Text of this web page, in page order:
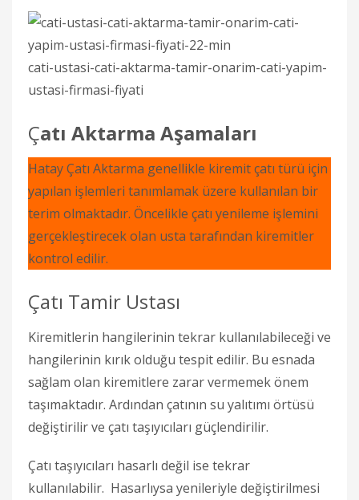
cati-ustasi-cati-aktarma-tamir-onarim-cati-yapim-
ustasi-firmasi-fiyati
Çatı Aktarma Aşamaları
Hatay Çatı Aktarma genellikle kiremit çatı türü için
yapılan işlemleri tanımlamak üzere kullanılan bir
terim olmaktadır. Öncelikle çatı yenileme işlemini
gerçekleştirecek olan usta tarafından kiremitler
kontrol edilir.
Çatı Tamir Ustası
Kiremitlerin hangilerinin tekrar kullanılabileceği ve
hangilerinin kırık olduğu tespit edilir. Bu esnada
sağlam olan kiremitlere zarar vermemek önem
taşımaktadır. Ardından çatının su yalıtımı örtüsü
değiştirilir ve çatı taşıyıcıları güçlendirilir.
Çatı taşıyıcıları hasarlı değil ise tekrar
kullanılabilir. Hasarlıysa yenileriyle değiştirilmesi